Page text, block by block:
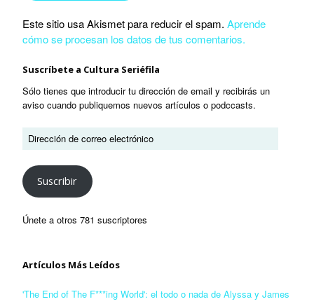
Este sitio usa Akismet para reducir el spam. Aprende
cómo se procesan los datos de tus comentarios.
Suscríbete a Cultura Seriéfila
Sólo tienes que introducir tu dirección de email y recibirás un
aviso cuando publiquemos nuevos artículos o podccasts.
Suscribir
Únete a otros 781 suscriptores
Artículos Más Leídos
'The End of The F***ing World': el todo o nada de Alyssa y James